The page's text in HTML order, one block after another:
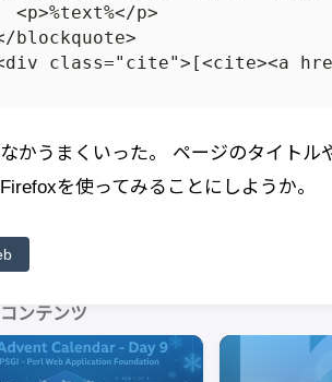
かうまくいった。 ページのタイト
を使ってみることにしようか。
ンテンツ